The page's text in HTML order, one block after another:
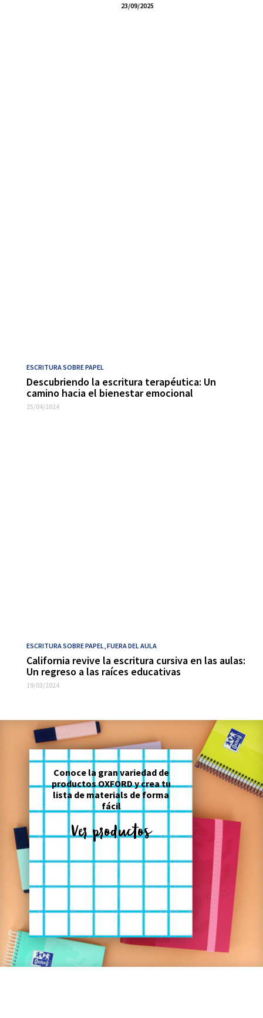
23/09/2025
ESCRITURA SOBRE PAPEL
Descubriendo la escritura terapéutica: Un
camino hacia el bienestar emocional
25/04/2024
ESCRITURA SOBRE PAPEL,FUERA DEL AULA
California revive la escritura cursiva en las aulas:
Un regreso a las raíces educativas
19/03/2024
Conoce la gran variedad de
productos OXFORD y crea tu
lista de materials de forma
fácil
Ver productos